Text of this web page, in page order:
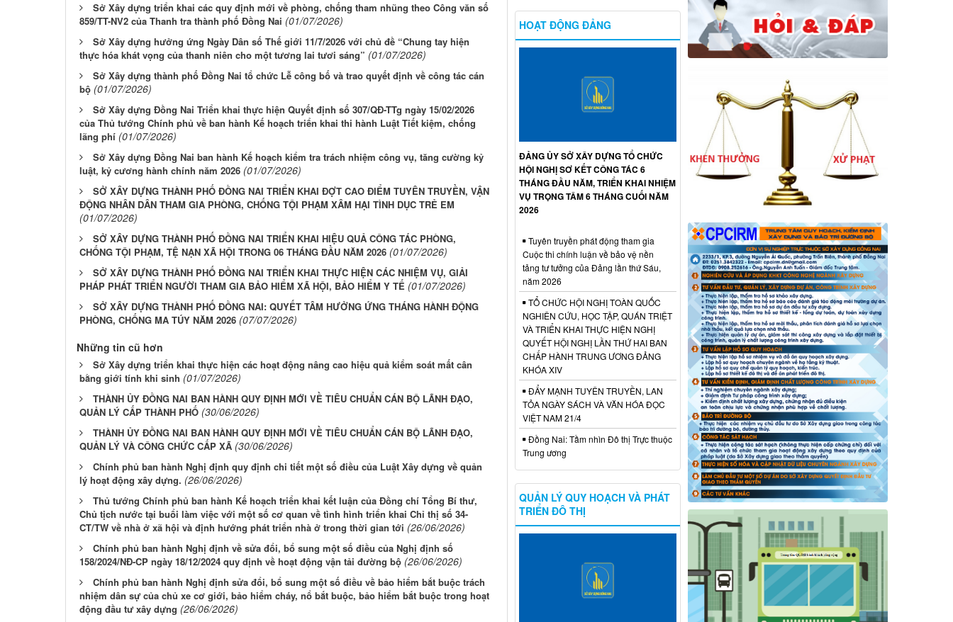
Sở Xây dựng triển khai các quy định mới về phòng, chống tham nhũng theo Công văn số
859/TT-NV2 của Thanh tra thành phố Đồng Nai (01/07/2026)
Sở Xây dựng hưởng ứng Ngày Dân số Thế giới 11/7/2026 với chủ đề “Chung tay hiện
thực hóa khát vọng của thanh niên cho một tương lai tươi sáng” (01/07/2026)
Sở Xây dựng thành phố Đồng Nai tổ chức Lễ công bố và trao quyết định về công tác cán
bộ (01/07/2026)
Sở Xây dựng Đồng Nai Triển khai thực hiện Quyết định số 307/QĐ-TTg ngày 15/02/2026
của Thủ tướng Chính phủ về ban hành Kế hoạch triển khai thi hành Luật Tiết kiệm, chống
lãng phí (01/07/2026)
Sở Xây dựng Đồng Nai ban hành Kế hoạch kiểm tra trách nhiệm công vụ, tăng cường kỷ
luật, kỷ cương hành chính năm 2026 (01/07/2026)
SỞ XÂY DỰNG THÀNH PHỐ ĐỒNG NAI TRIỂN KHAI ĐỢT CAO ĐIỂM TUYÊN TRUYỀN, VẬN
ĐỘNG NHÂN DÂN THAM GIA PHÒNG, CHỐNG TỘI PHẠM XÂM HẠI TÌNH DỤC TRẺ EM
(01/07/2026)
SỞ XÂY DỰNG THÀNH PHỐ ĐỒNG NAI TRIỂN KHAI HIỆU QUẢ CÔNG TÁC PHÒNG,
CHỐNG TỘI PHẠM, TỆ NẠN XÃ HỘI TRONG 06 THÁNG ĐẦU NĂM 2026 (01/07/2026)
SỞ XÂY DỰNG THÀNH PHỐ ĐỒNG NAI TRIỂN KHAI THỰC HIỆN CÁC NHIỆM VỤ, GIẢI
PHÁP PHÁT TRIỂN NGƯỜI THAM GIA BẢO HIỂM XÃ HỘI, BẢO HIỂM Y TẾ (01/07/2026)
SỞ XÂY DỰNG THÀNH PHỐ ĐỒNG NAI: QUYẾT TÂM HƯỞNG ỨNG THÁNG HÀNH ĐỘNG
PHÒNG, CHỐNG MA TÚY NĂM 2026 (07/07/2026)
Những tin cũ hơn
Sở Xây dựng triển khai thực hiện các hoạt động nâng cao hiệu quả kiểm soát mất cân
bằng giới tính khi sinh (01/07/2026)
THÀNH ỦY ĐỒNG NAI BAN HÀNH QUY ĐỊNH MỚI VỀ TIÊU CHUẨN CÁN BỘ LÃNH ĐẠO,
QUẢN LÝ CẤP THÀNH PHỐ (30/06/2026)
THÀNH ỦY ĐỒNG NAI BAN HÀNH QUY ĐỊNH MỚI VỀ TIÊU CHUẨN CÁN BỘ LÃNH ĐẠO,
QUẢN LÝ VÀ CÔNG CHỨC CẤP XÃ (30/06/2026)
Chính phủ ban hành Nghị định quy định chi tiết một số điều của Luật Xây dựng về quản
lý hoạt động xây dựng. (26/06/2026)
Thủ tướng Chính phủ ban hành Kế hoạch triển khai kết luận của Đồng chí Tổng Bí thư,
Chủ tịch nước tại buổi làm việc với một số cơ quan về tình hình triển khai Chỉ thị số 34-
CT/TW về nhà ở xã hội và định hướng phát triển nhà ở trong thời gian tới (26/06/2026)
Chính phủ ban hành Nghị định về sửa đổi, bổ sung một số điều của Nghị định số
158/2024/NĐ-CP ngày 18/12/2024 quy định về hoạt động vận tải đường bộ (26/06/2026)
Chính phủ ban hành Nghị định sửa đổi, bổ sung một số điều về bảo hiểm bắt buộc trách
nhiệm dân sự của chủ xe cơ giới, bảo hiểm cháy, nổ bắt buộc, bảo hiểm bắt buộc trong hoạt
động đầu tư xây dựng (26/06/2026)
HOẠT ĐỘNG ĐẢNG
ĐẢNG ỦY SỞ XÂY DỰNG TỔ CHỨC
HỘI NGHỊ SƠ KẾT CÔNG TÁC 6
THÁNG ĐẦU NĂM, TRIỂN KHAI NHIỆM
VỤ TRỌNG TÂM 6 THÁNG CUỐI NĂM
2026
Tuyên truyền phát động tham gia
Cuộc thi chính luận về bảo vệ nền
tảng tư tưởng của Đảng lần thứ Sáu,
năm 2026
TỔ CHỨC HỘI NGHỊ TOÀN QUỐC
NGHIÊN CỨU, HỌC TẬP, QUÁN TRIỆT
VÀ TRIỂN KHAI THỰC HIỆN NGHỊ
QUYẾT HỘI NGHỊ LẦN THỨ HAI BAN
CHẤP HÀNH TRUNG ƯƠNG ĐẢNG
KHÓA XIV
ĐẨY MẠNH TUYÊN TRUYỀN, LAN
TỎA NGÀY SÁCH VÀ VĂN HÓA ĐỌC
VIỆT NAM 21/4
Đồng Nai: Tầm nhìn Đô thị Trực thuộc
Trung ương
QUẢN LÝ QUY HOẠCH VÀ PHÁT
TRIỂN ĐÔ THỊ